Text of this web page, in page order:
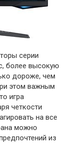
серии
более высокую
дороже, чем
этом важным
игра
четкости
на все
можно
из